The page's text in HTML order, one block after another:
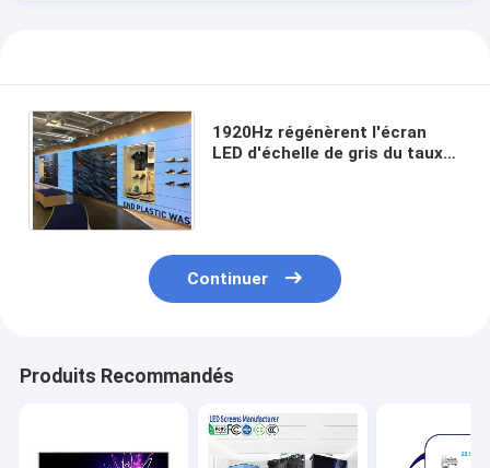
1920Hz régénèrent l'écran
LED d'échelle de gris du taux
Continuer
Produits Recommandés